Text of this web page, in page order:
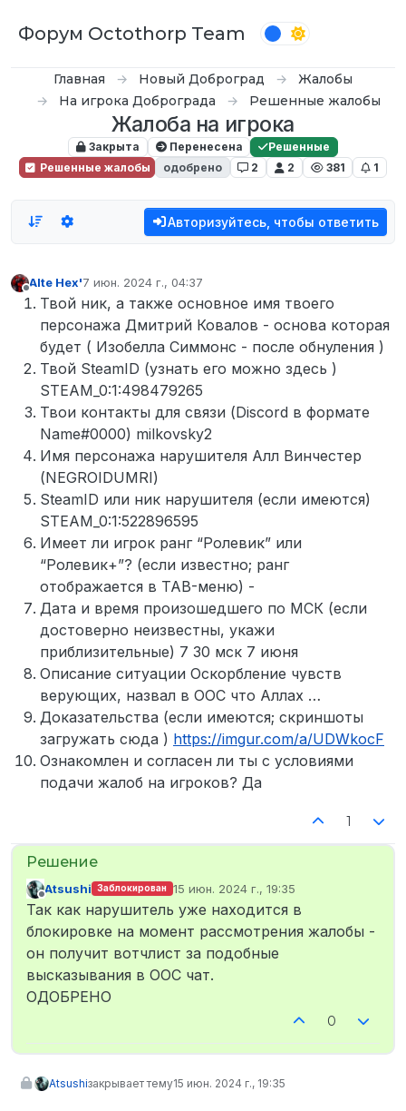
Форум Octothorp Team
Главная Новый Доброград
Жалобы
На игрока Доброграда
Решенные жалобы
Жалоба на игрока
Закрыта Перенесена
Решенные
Решенные жалобы
одобрено 2 2 381 1
Авторизуйтесь, чтобы ответить
Не в сети
Alte Hex'7 июн. 2024 г., 04:37
отредактировано
Твой ник, а также основное имя твоего
персонажа Дмитрий Ковалов - основа которая
будет ( Изобелла Симмонс - после обнуления )
Твой SteamID (узнать его можно здесь )
STEAM_0:1:498479265
Твои контакты для связи (Discord в формате
Name#0000) milkovsky2
Имя персонажа нарушителя Алл Винчестер
(NEGROIDUMRI)
SteamID или ник нарушителя (если имеются)
STEAM_0:1:522896595
Имеет ли игрок ранг “Ролевик” или
“Ролевик+”? (если известно; ранг
отображается в TAB-меню) -
Дата и время произошедшего по МСК (если
достоверно неизвестны, укажи
приблизительные) 7 30 мск 7 июня
Описание ситуации Оскорбление чувств
верующих, назвал в OOC что Аллах …
Доказательства (если имеются; скриншоты
загружать сюда ) https://imgur.com/a/UDWkocF
Ознакомлен и согласен ли ты с условиями
подачи жалоб на игроков? Да
1
Не в сети
Atsushi Заблокирован 15 июн. 2024 г., 19:35
отредактировано
Так как нарушитель уже находится в
блокировке на момент рассмотрения жалобы -
он получит вотчлист за подобные
высказывания в OOC чат.
ОДОБРЕНО
0
Atsushiзакрывает тему15 июн. 2024 г., 19:35